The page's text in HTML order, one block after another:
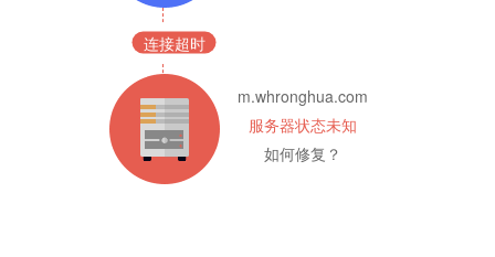
连接超时
m.whronghua.com
服务器状态未知
如何修复？